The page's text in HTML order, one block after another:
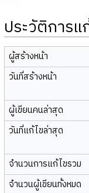
ประวัติการแ
ผู้สร้างหน้า
วันที่สร้างหน้า
ผู้เขียนคนล่าสุด
วันที่แก้ไขล่าสุด
จำนวนการแก้ไขรวม
จำนวนผู้เขียนทั้งหมด